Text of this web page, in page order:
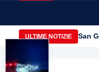
ULTIME NOTIZIE San